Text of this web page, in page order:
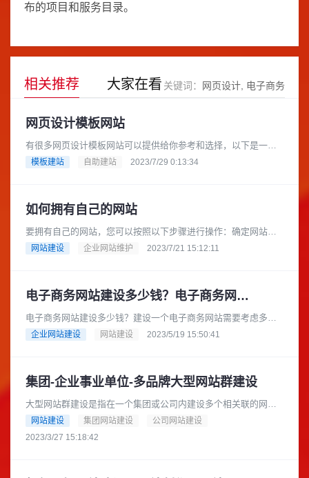
布的项目和服务目录。
相关推荐 大家在看 关键词： 网页设计 电子商务
网页设计模板网站
有很多网页设计模板网站可以提供给你参考和选择，以下是一些
比较知名的网站：ThemeFest：https:themefest.Template......
模板建站 自助建站 2023/7/29 0:13:34
如何拥有自己的网站
要拥有自己的网站，您可以按照以下步骤进行操作：确定网站需
求：首先，您需要明确自己的网站需求和目标。确定您想要创建
网站建设 企业网站维护 2023/7/21 15:12:11
电子商务网站建设多少钱？电子商务网站建设流程有哪些？
电子商务网站建设多少钱？建设一个电子商务网站需要考虑多个
方面，包括功能、设计、安全等等。具体费用和流程则因项目而
企业网站建设 网站建设 2023/5/19 15:50:41
集团-企业事业单位-多品牌大型网站群建设
大型网站群建设是指在一个集团或公司内建设多个相关联的网
站，以实现品牌整合、营销推广等目的。常见的大型网站群包括
企业官网、产品展示网站、电子商......
网站建设 集团网站建设
公司网站建设
2023/3/27 15:18:42